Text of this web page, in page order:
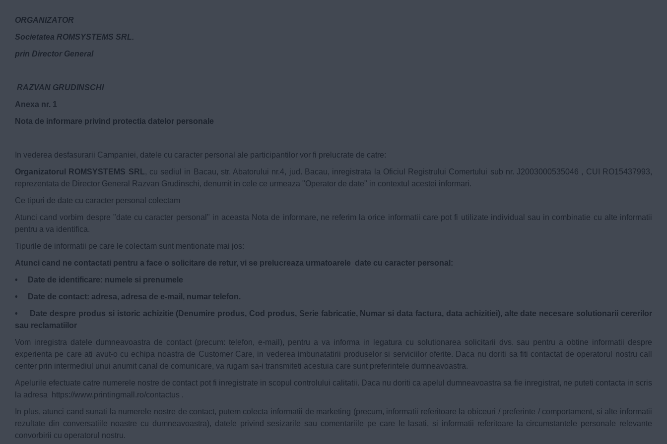
ORGANIZATOR
Societatea ROMSYSTEMS SRL.
prin Director General
RAZVAN GRUDINSCHI
Anexa nr. 1
Nota de informare privind protectia datelor personale
In vederea desfasurarii Campaniei, datele cu caracter personal ale participantilor vor fi prelucrate de catre:
Organizatorul ROMSYSTEMS SRL, cu sediul in Bacau, str. Abatorului nr.4, jud. Bacau, inregistrata la Oficiul Registrului Comertului sub nr. J2003000535046 , CUI RO15437993,
reprezentata de Director General Razvan Grudinschi, denumit in cele ce urmeaza "Operator de date" in contextul acestei informari.
Ce tipuri de date cu caracter personal colectam
Atunci cand vorbim despre "date cu caracter personal" in aceasta Nota de informare, ne referim la orice informatii care pot fi utilizate individual sau in combinatie cu alte informatii
pentru a va identifica.
Tipurile de informatii pe care le colectam sunt mentionate mai jos:
Atunci cand ne contactati pentru a face o solicitare de retur, vi se prelucreaza urmatoarele date cu caracter personal:
• Date de identificare: numele si prenumele
• Date de contact: adresa, adresa de e-mail, numar telefon.
• Date despre produs si istoric achizitie (Denumire produs, Cod produs, Serie fabricatie, Numar si data factura, data achizitiei), alte date necesare solutionarii cererilor
sau reclamatiilor
Vom inregistra datele dumneavoastra de contact (precum: telefon, e-mail), pentru a va informa in legatura cu solutionarea solicitarii dvs. sau pentru a obtine informatii despre
experienta pe care ati avut-o cu echipa noastra de Customer Care, in vederea imbunatatirii produselor si serviciilor oferite. Daca nu doriti sa fiti contactat de operatorul nostru call
center prin intermediul unui anumit canal de comunicare, va rugam sa-i transmiteti acestuia care sunt preferintele dumneavoastra.
Apelurile efectuate catre numerele nostre de contact pot fi inregistrate in scopul controlului calitatii. Daca nu doriti ca apelul dumneavoastra sa fie inregistrat, ne puteti contacta in scris
la adresa
https://www.printingmall.ro/contactus .
In plus, atunci cand sunati la numerele nostre de contact, putem colecta informatii de marketing (precum, informatii referitoare la obiceuri / preferinte / comportament, si alte informatii
rezultate din conversatiile noastre cu dumneavoastra), datele privind sesizarile sau comentariile pe care le lasati, si informatii referitoare la circumstantele personale relevante
convorbirii cu operatorul nostru.